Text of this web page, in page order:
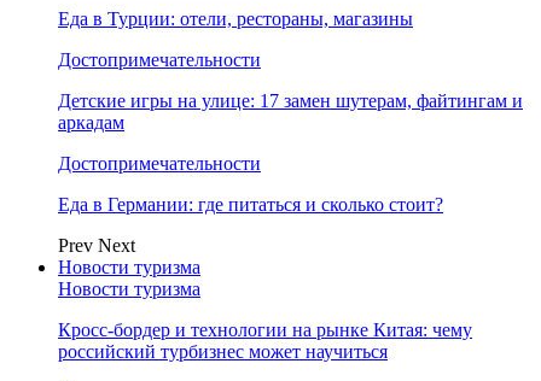
Еда в Турции: отели, рестораны, магазины
Достопримечательности
Детские игры на улице: 17 замен шутерам, файтингам и
аркадам
Достопримечательности
Еда в Германии: где питаться и сколько стоит?
Prev Next
Новости туризма
Новости туризма
Кросс-бордер и технологии на рынке Китая: чему
российский турбизнес может научиться